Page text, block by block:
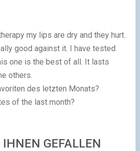
my lips are dry and they hurt.
good against it. I have tested
one is the best of all. It lasts
others.
des letzten Monats?
of the last month?
GEFALLEN